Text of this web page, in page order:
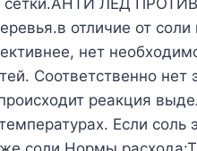
отличие от
нет
Соответственно
реакция
Если